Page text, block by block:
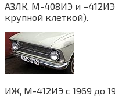
АЗЛК, М-408ИЭ и −412ИЭ
крупной клеткой).
ИЖ, М-412ИЭ с 1969 до